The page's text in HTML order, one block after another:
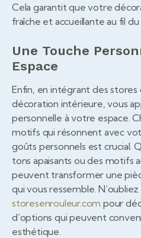
Cela garantit que votre
fraîche et accueillante au fil du
Une Touche
Espace
Enfin, en intégrant des
décoration intérieure, vous
personnelle à votre espace.
motifs qui résonnent avec
goûts personnels est crucial.
tons apaisants ou des motifs
peuvent transformer une
qui vous ressemble.
storesenrouleur.com pour
d’options qui peuvent
esthétique.